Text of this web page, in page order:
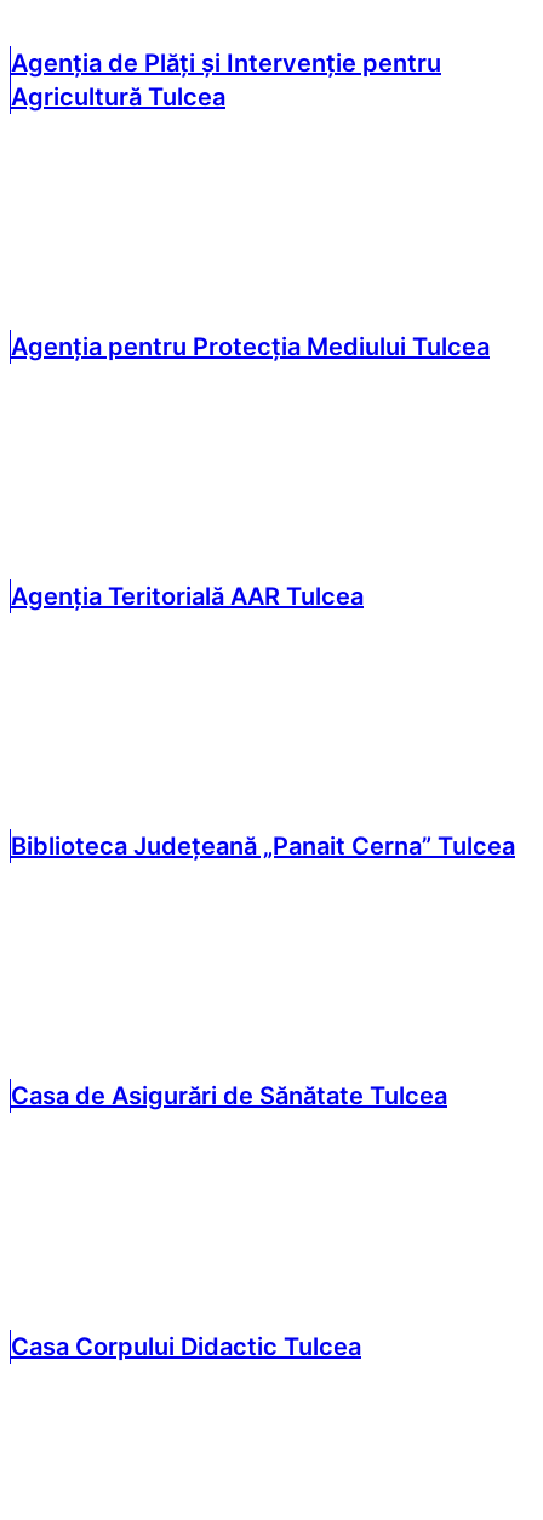
Agenția de Plăți și Intervenție pentru
Agricultură Tulcea
Agenția pentru Protecția Mediului Tulcea
Agenția Teritorială AAR Tulcea
Biblioteca Județeană „Panait Cerna” Tulcea
Casa de Asigurări de Sănătate Tulcea
Casa Corpului Didactic Tulcea